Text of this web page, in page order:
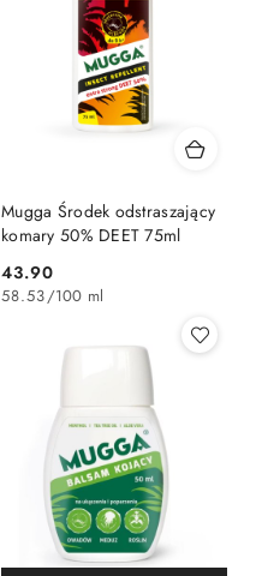
Mugga Środek odstraszający
komary 50% DEET 75ml
Cena:
43.90
58.53/100 ml